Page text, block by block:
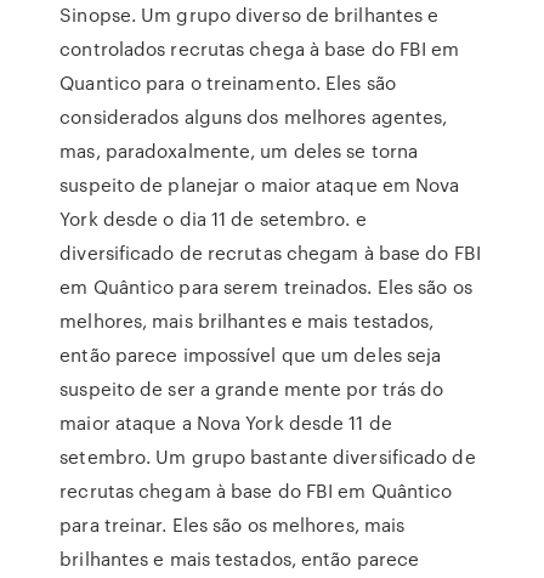
Sinopse. Um grupo diverso de brilhantes e
controlados recrutas chega à base do FBI em
Quantico para o treinamento. Eles são
considerados alguns dos melhores agentes,
mas, paradoxalmente, um deles se torna
suspeito de planejar o maior ataque em Nova
York desde o dia 11 de setembro. e
diversificado de recrutas chegam à base do FBI
em Quântico para serem treinados. Eles são os
melhores, mais brilhantes e mais testados,
então parece impossível que um deles seja
suspeito de ser a grande mente por trás do
maior ataque a Nova York desde 11 de
setembro. Um grupo bastante diversificado de
recrutas chegam à base do FBI em Quântico
para treinar. Eles são os melhores, mais
brilhantes e mais testados, então parece